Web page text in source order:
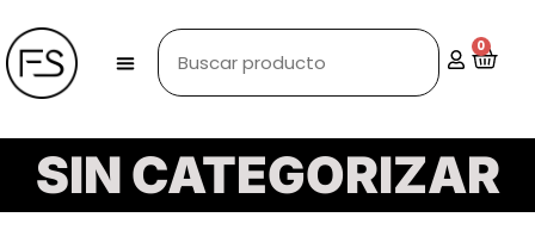
0
SIN CATEGORIZAR